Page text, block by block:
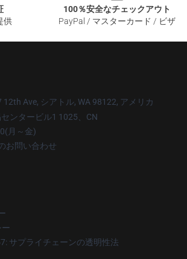
供
100％安全なチェックアウト
PayPal / マスターカード / ビザ
12th Ave, シアトル, WA 98122, アメリカ
ンタービル1 1025、CN
月～金)
お問い合わせ
ー
サプライチェーンの透明性法